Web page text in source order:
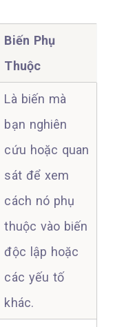
Biến Phụ
Thuộc
Là biến mà
bạn nghiên
cứu hoặc quan
sát để xem
cách nó phụ
thuộc vào biến
độc lập hoặc
các yếu tố
khác.